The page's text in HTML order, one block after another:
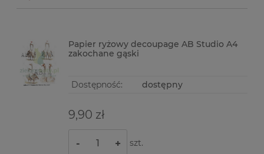
Papier ryżowy decoupage AB Studio A4
zakochane gąski
Dostępność: dostępny
9,90 zł
- + szt.